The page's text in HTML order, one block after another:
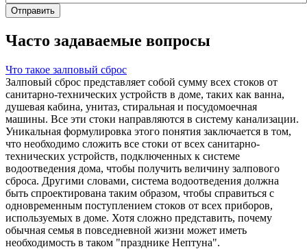
Отправить
Часто задаваемые вопросы
Что такое залповый сброс
Залповый сброс представляет собой сумму всех стоков от
санитарно-технических устройств в доме, таких как ванна,
душевая кабина, унитаз, стиральная и посудомоечная
машины. Все эти стоки направляются в систему канализации.
Уникальная формулировка этого понятия заключается в том,
что необходимо сложить все стоки от всех санитарно-
технических устройств, подключенных к системе
водоотведения дома, чтобы получить величину залпового
сброса. Другими словами, система водоотведения должна
быть спроектирована таким образом, чтобы справиться с
одновременным поступлением стоков от всех приборов,
используемых в доме. Хотя сложно представить, почему
обычная семья в повседневной жизни может иметь
необходимость в таком "празднике Нептуна".